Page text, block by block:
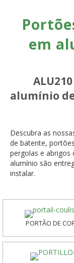
em
alumínio
Descubra as
de batente,
pergolas e
alumínio são
instalar.
PORTÃO DE